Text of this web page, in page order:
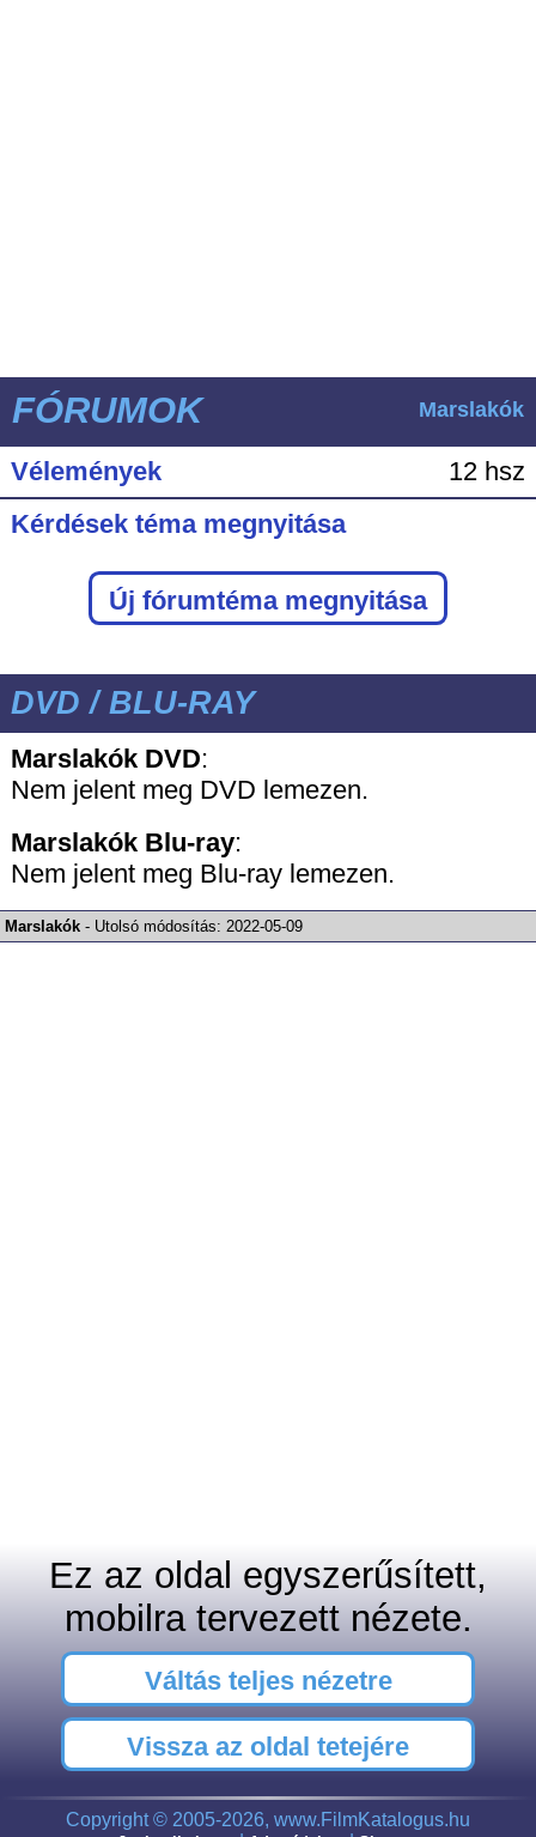
FÓRUMOK Marslakók
Vélemények
12 hsz
Kérdések téma megnyitása
Új fórumtéma megnyitása
DVD / BLU-RAY
Marslakók DVD:
Nem jelent meg DVD lemezen.
Marslakók Blu-ray:
Nem jelent meg Blu-ray lemezen.
Marslakók - Utolsó módosítás:2022-05-09
Ez az oldal egyszerűsített,
mobilra tervezett nézete.
Váltás teljes nézetre
Vissza az oldal tetejére
Copyright © 2005-2026, www.FilmKatalogus.hu